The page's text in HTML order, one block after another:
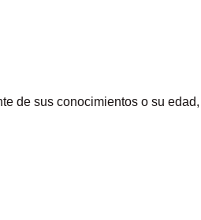
de sus conocimientos o su